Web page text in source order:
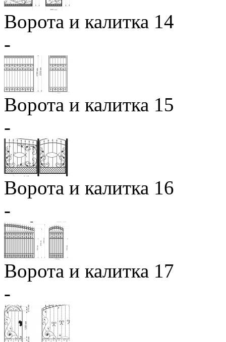
Ворота и калитка 14
-
Ворота и калитка 15
-
Ворота и калитка 16
-
Ворота и калитка 17
-